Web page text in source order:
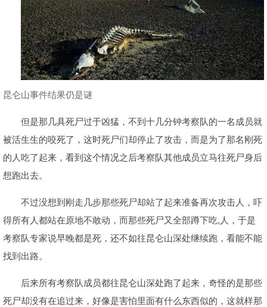
昆仑山事件结果仍是谜
但是那几具死尸过于凶猛，不到十几分钟考察队的一名成员就
被活生生的咬死了，这时死尸们却停止了攻击，而是为了那名刚死
的人吃了起来，看到这个情况之后考察队其他成员立马往死尸身后
想跑出去。
不过没想到刚走几步那些死尸却站了起来准备再次攻击人，吓
得所有人都站在原地不敢动，而那些死尸又全部蹲下吃,人，于是
考察队专家说早晚都是死，还不如往昆仑山深处继续跑，看能不能
找到出路。
后来所有考察队成员都往昆仑山深处跑了起来，奇怪的是那些
死尸却没有在追过来，好像是害怕里面有什么东西似的，这就样那